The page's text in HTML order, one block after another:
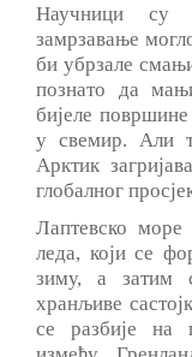
Научници су
замрзавање
би убрзале
познато да
бијеле
у свемир. Али
Арктик
глобалног
Лаптевско море
леда, који се
зиму, а затим
хранљиве
се разбије на